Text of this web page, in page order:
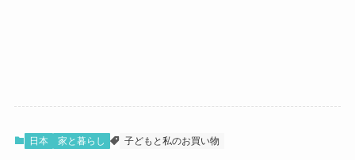
日本 家と暮らし 子どもと私のお買い物